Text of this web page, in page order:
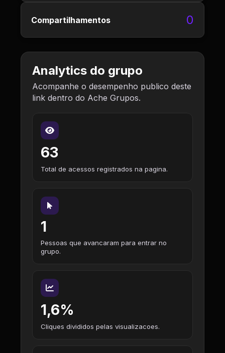
Compartilhamentos 0
Analytics do grupo
Acompanhe o desempenho publico deste
link dentro do Ache Grupos.
63
Total de acessos registrados na pagina.
1
Pessoas que avancaram para entrar no
grupo.
1,6%
Cliques divididos pelas visualizacoes.